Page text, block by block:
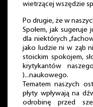
wietrzącej wszędzie
Po drugie, że w
Społem, jak
dla niektórych
jako ludzie ni w ząb
stoickim spokojem,
krytykantów
)...naukowego.
Tematem naszych
płyty wpływają na
odrobinę przed